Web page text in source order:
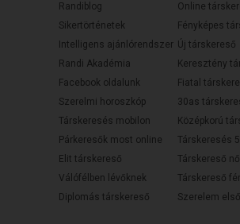
Randiblog
Sikertörténetek
Intelligens ajánlórendszer
Randi Akadémia
Facebook oldalunk
Szerelmi horoszkóp
Társkeresés mobilon
Párkeresők most online
Elit társkereső
Válófélben lévőknek
Diplomás társkereső
Online
Fényképes
Új társkereső
Keresztény
Fiatal
30as
Középkorú
Társkeresés
Társkereső
Társkereső
Szerelem